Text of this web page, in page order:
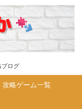
ブログ
攻略ゲーム一覧